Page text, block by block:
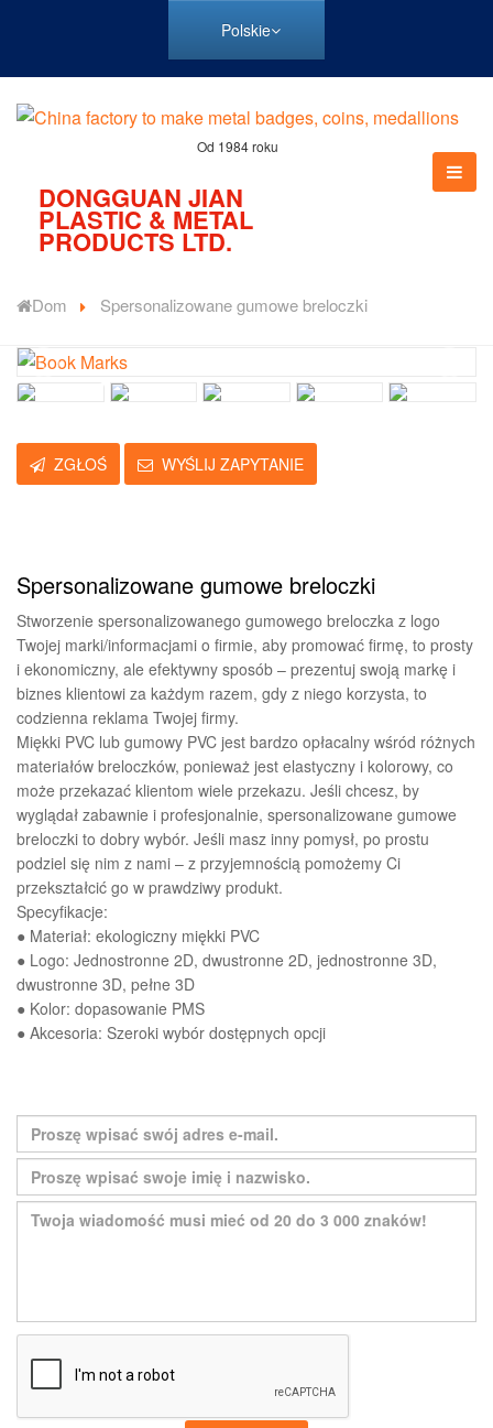
Polskie
Od 1984 roku
DONGGUAN JIAN
PLASTIC & METAL
PRODUCTS LTD.
Dom Spersonalizowane gumowe breloczki
ZGŁOŚ WYŚLIJ ZAPYTANIE
Spersonalizowane gumowe breloczki
Stworzenie spersonalizowanego gumowego breloczka z logo
Twojej marki/informacjami o firmie, aby promować firmę, to prosty
i ekonomiczny, ale efektywny sposób – prezentuj swoją markę i
biznes klientowi za każdym razem, gdy z niego korzysta, to
codzienna reklama Twojej firmy.
Miękki PVC lub gumowy PVC jest bardzo opłacalny wśród różnych
materiałów breloczków, ponieważ jest elastyczny i kolorowy, co
może przekazać klientom wiele przekazu. Jeśli chcesz, by
wyglądał zabawnie i profesjonalnie, spersonalizowane gumowe
breloczki to dobry wybór. Jeśli masz inny pomysł, po prostu
podziel się nim z nami – z przyjemnością pomożemy Ci
przekształcić go w prawdziwy produkt.
Specyfikacje:
● Materiał: ekologiczny miękki PVC
● Logo: Jednostronne 2D, dwustronne 2D, jednostronne 3D,
dwustronne 3D, pełne 3D
● Kolor: dopasowanie PMS
● Akcesoria: Szeroki wybór dostępnych opcji